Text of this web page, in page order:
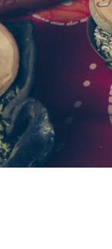
DIY
Getestet
Monochrom